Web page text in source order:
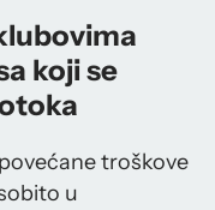
koji se
troškove
u